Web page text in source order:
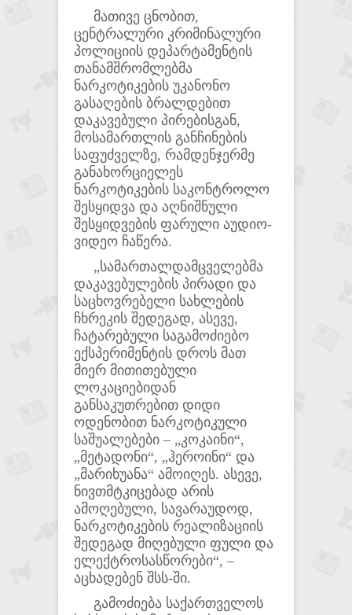
მათივე ცნობით,
ცენტრალური კრიმინალური
პოლიციის დეპარტამენტის
თანამშრომლებმა
ნარკოტიკების უკანონო
გასაღების ბრალდებით
დაკავებული პირებისგან,
მოსამართლის განჩინების
საფუძველზე, რამდენჯერმე
განახორციელეს
ნარკოტიკების საკონტროლო
შესყიდვა და აღნიშნული
შესყიდვების ფარული აუდიო-
ვიდეო ჩაწერა.
„სამართალდამცველებმა
დაკავებულების პირადი და
საცხოვრებელი სახლების
ჩხრეკის შედეგად, ასევე,
ჩატარებული საგამოძიებო
ექსპერიმენტის დროს მათ
მიერ მითითებული
ლოკაციებიდან
განსაკუთრებით დიდი
ოდენობით ნარკოტიკული
საშუალებები – „კოკაინი“,
„მეტადონი“, „ჰეროინი“ და
„მარიხუანა“ ამოიღეს. ასევე,
ნივთმტკიცებად არის
ამოღებული, სავარაუდოდ,
ნარკოტიკების რეალიზაციის
შედეგად მიღებული ფული და
ელექტროსასწორები“, –
აცხადებენ შსს-ში.
გამოძიება საქართველოს